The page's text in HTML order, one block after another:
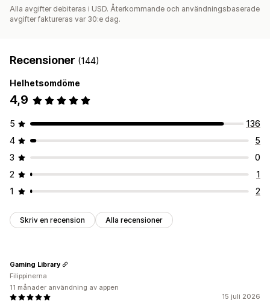
Alla avgifter debiteras i USD. Återkommande och användningsbaserade
avgifter faktureras var 30:e dag.
Recensioner (144)
Helhetsomdöme
4,9
5
136
4
5
3
0
2
1
1
2
Skriv en recension Alla recensioner
15 juli 2026
Gaming Library
Filippinerna
11 månader användning av appen